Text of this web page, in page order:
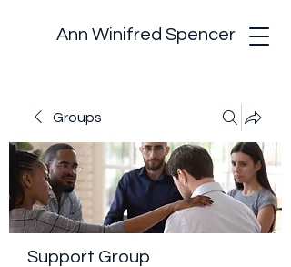
Ann Winifred Spencer
Groups
Support Group